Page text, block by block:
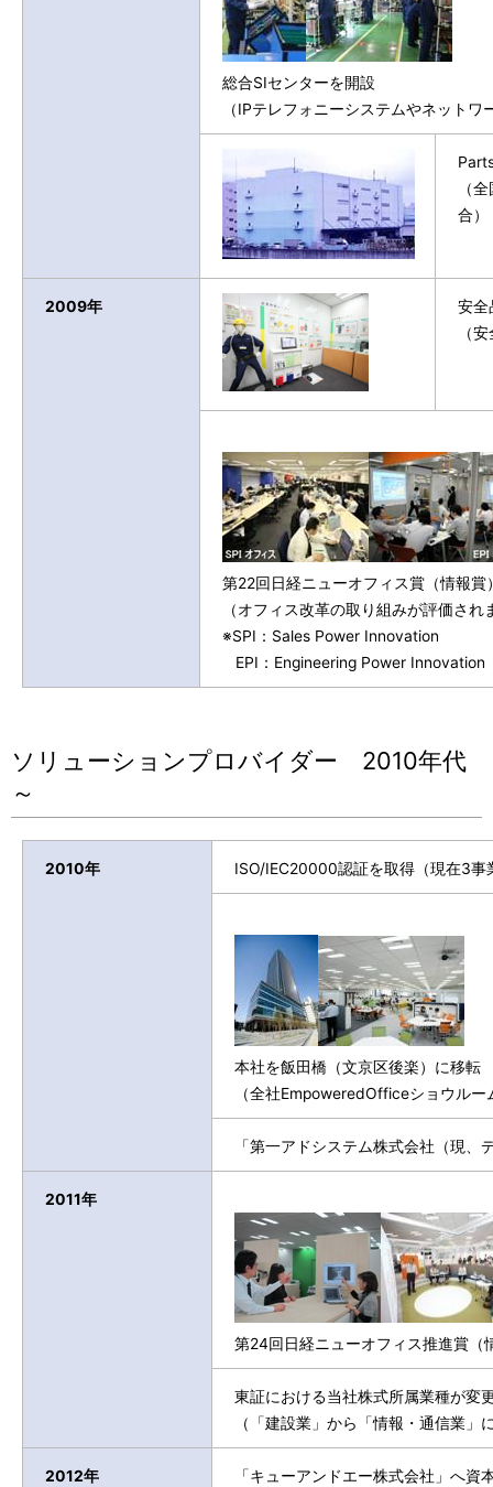
総合SIセンターを開設
（IPテレフォニーシステムやネット
（
合）
2009年
安全
（
第22回日経ニューオフィス賞（情報賞
（オフィス改革の取り組みが評価され
※SPI：Sales Power Innovation
EPI：Engineering Power Innovation
ソリューションプロバイダー 2010年代
～
2010年 ISO/IEC20000認証を取得（現在3事
本社を飯田橋（文京区後楽）に移転
（全社EmpoweredOfficeショウルー
「第一アドシステム株式会社（現
2011年
第24回日経ニューオフィス推進賞（
東証における当社株式所属業種が変
（「建設業」から「情報・通信業」
2012年 「キューアンドエー株式会社」へ